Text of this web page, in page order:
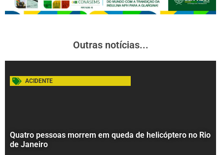
Outras notícias...
ACIDENTE
Quatro pessoas morrem em queda de helicóptero no Rio
de Janeiro